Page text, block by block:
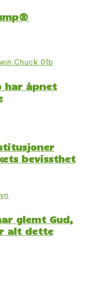
har åpnet
bevissthet
glemt Gud,
alt dette